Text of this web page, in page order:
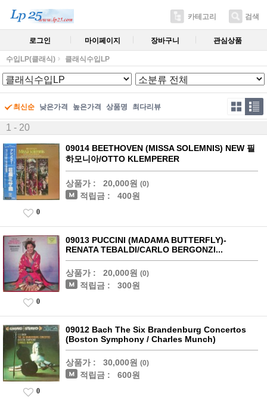
카테고리 검색
로그인 마이페이지 장바구니 관심상품
수입LP(클래식) 클래식수입LP
최신순 낮은가격 높은가격 상품명 최다리뷰
1 - 20
09014 BEETHOVEN (MISSA SOLEMNIS) NEW 필
하모니아/OTTO KLEMPERER
상품가 : 20,000원 (0)
적립금 : 400원
0
09013 PUCCINI (MADAMA BUTTERFLY)-
RENATA TEBALDI/CARLO BERGONZI...
상품가 : 20,000원 (0)
적립금 : 300원
0
09012 Bach The Six Brandenburg Concertos
(Boston Symphony / Charles Munch)
상품가 : 30,000원 (0)
적립금 : 600원
0